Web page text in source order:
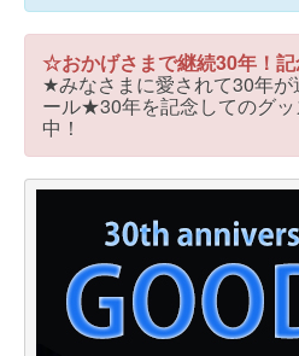
☆おかげさまで継続30年！
★みなさまに愛されて30年
ール★30年を記念してのグ
中！